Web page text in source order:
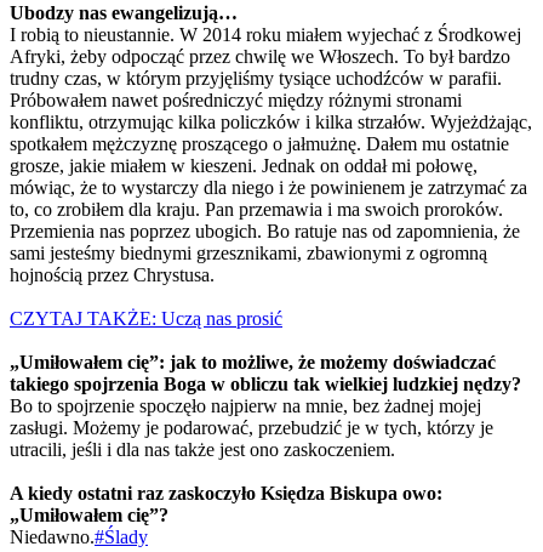
Ubodzy nas ewangelizują…
I robią to nieustannie. W 2014 roku miałem wyjechać z Środkowej
Afryki, żeby odpocząć przez chwilę we Włoszech. To był bardzo
trudny czas, w którym przyjęliśmy tysiące uchodźców w parafii.
Próbowałem nawet pośredniczyć między różnymi stronami
konfliktu, otrzymując kilka policzków i kilka strzałów. Wyjeżdżając,
spotkałem mężczyznę proszącego o jałmużnę. Dałem mu ostatnie
grosze, jakie miałem w kieszeni. Jednak on oddał mi połowę,
mówiąc, że to wystarczy dla niego i że powinienem je zatrzymać za
to, co zrobiłem dla kraju. Pan przemawia i ma swoich proroków.
Przemienia nas poprzez ubogich. Bo ratuje nas od zapomnienia, że ​​
sami jesteśmy biednymi grzesznikami, zbawionymi z ogromną
hojnością przez Chrystusa.
CZYTAJ TAKŻE: Uczą nas prosić
„Umiłowałem cię”: jak to możliwe, że możemy doświadczać
takiego spojrzenia Boga w obliczu tak wielkiej ludzkiej nędzy?
Bo to spojrzenie spoczęło najpierw na mnie, bez żadnej mojej
zasługi. Możemy je podarować, przebudzić je w tych, którzy je
utracili, jeśli i dla nas także jest ono zaskoczeniem.
A kiedy ostatni raz zaskoczyło Księdza Biskupa owo:
„Umiłowałem cię”?
Niedawno.#Ślady